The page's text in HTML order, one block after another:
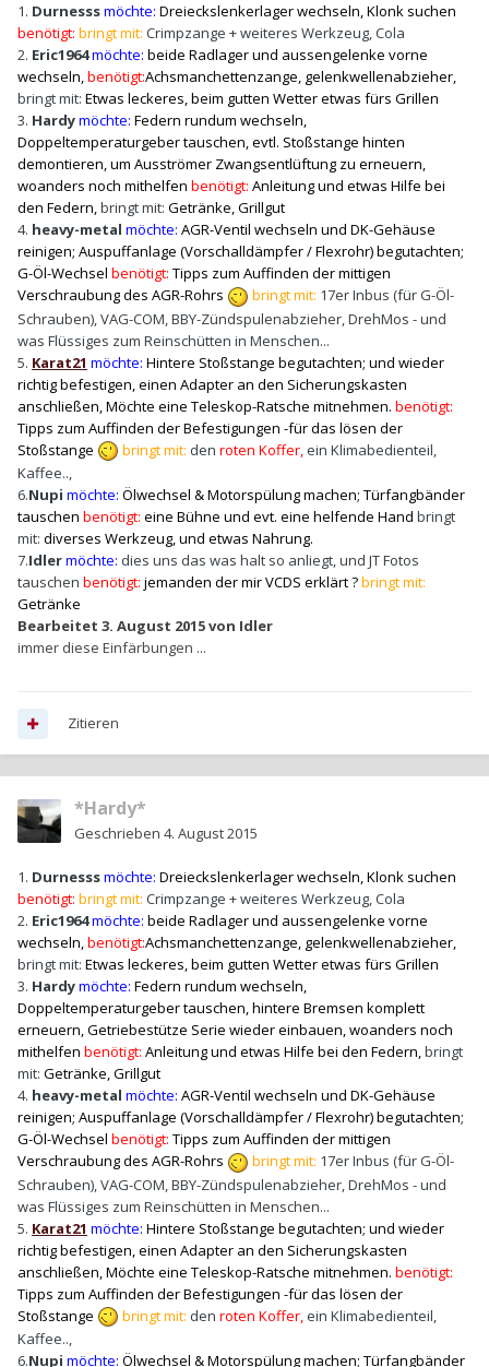
1. Durnesssmöchte: Dreieckslenkerlager wechseln, Klonk suchen
benötigt: bringt mit: Crimpzange + weiteres Werkzeug, Cola
2. Eric1964möchte: beide Radlager und aussengelenke vorne
wechseln,benötigt:Achsmanchettenzange, gelenkwellenabzieher,
bringt mit: Etwas leckeres, beim gutten Wetter etwas fürs Grillen
3. Hardymöchte: Federn rundum wechseln,
Doppeltemperaturgeber tauschen, evtl. Stoßstange hinten
demontieren, um Ausströmer Zwangsentlüftung zu erneuern,
woanders noch mithelfen benötigt: Anleitung und etwas Hilfe bei
den Federn,bringt mit: Getränke, Grillgut
4. heavy-metal möchte: AGR-Ventil wechseln und DK-Gehäuse
reinigen; Auspuffanlage (Vorschalldämpfer / Flexrohr) begutachten;
G-Öl-Wechsel benötigt: Tipps zum Auffinden der mittigen
Verschraubung des AGR-Rohrs
bringt mit: 17er Inbus (für G-Öl-
Schrauben), VAG-COM, BBY-Zündspulenabzieher, DrehMos - und
was Flüssiges zum Reinschütten in Menschen...
5. Karat21 möchte: Hintere Stoßstange begutachten; und wieder
richtig befestigen, einen Adapter an den Sicherungskasten
anschließen, Möchte eine Teleskop-Ratsche mitnehmen. benötigt:
Tipps zum Auffinden der Befestigungen -für das lösen der
Stoßstange
bringt mit: den roten Koffer, ein Klimabedienteil,
Kaffee..,
6.Nupi möchte: Ölwechsel & Motorspülung machen; Türfangbänder
tauschen benötigt: eine Bühne und evt. eine helfende Hand bringt
mit: diverses Werkzeug, und etwas Nahrung.
7.Idlermöchte: dies uns das was halt so anliegt, und JT Fotos
tauschen benötigt: jemanden der mir VCDS erklärt ?bringt mit:
Getränke
Bearbeitet 3. August 2015von Idler
immer diese Einfärbungen ...
Zitieren
*Hardy*
Geschrieben 4. August 2015
1. Durnesssmöchte: Dreieckslenkerlager wechseln, Klonk suchen
benötigt: bringt mit: Crimpzange + weiteres Werkzeug, Cola
2. Eric1964möchte: beide Radlager und aussengelenke vorne
wechseln,benötigt:Achsmanchettenzange, gelenkwellenabzieher,
bringt mit: Etwas leckeres, beim gutten Wetter etwas fürs Grillen
3. Hardymöchte: Federn rundum wechseln,
Doppeltemperaturgeber tauschen, hintere Bremsen komplett
erneuern, Getriebestütze Serie wieder einbauen, woanders noch
mithelfen benötigt: Anleitung und etwas Hilfe bei den Federn,bringt
mit: Getränke, Grillgut
4. heavy-metal möchte: AGR-Ventil wechseln und DK-Gehäuse
reinigen; Auspuffanlage (Vorschalldämpfer / Flexrohr) begutachten;
G-Öl-Wechsel benötigt: Tipps zum Auffinden der mittigen
Verschraubung des AGR-Rohrs
bringt mit: 17er Inbus (für G-Öl-
Schrauben), VAG-COM, BBY-Zündspulenabzieher, DrehMos - und
was Flüssiges zum Reinschütten in Menschen...
5. Karat21 möchte: Hintere Stoßstange begutachten; und wieder
richtig befestigen, einen Adapter an den Sicherungskasten
anschließen, Möchte eine Teleskop-Ratsche mitnehmen. benötigt:
Tipps zum Auffinden der Befestigungen -für das lösen der
Stoßstange
bringt mit: den roten Koffer, ein Klimabedienteil,
Kaffee..,
6.Nupi möchte: Ölwechsel & Motorspülung machen; Türfangbänder